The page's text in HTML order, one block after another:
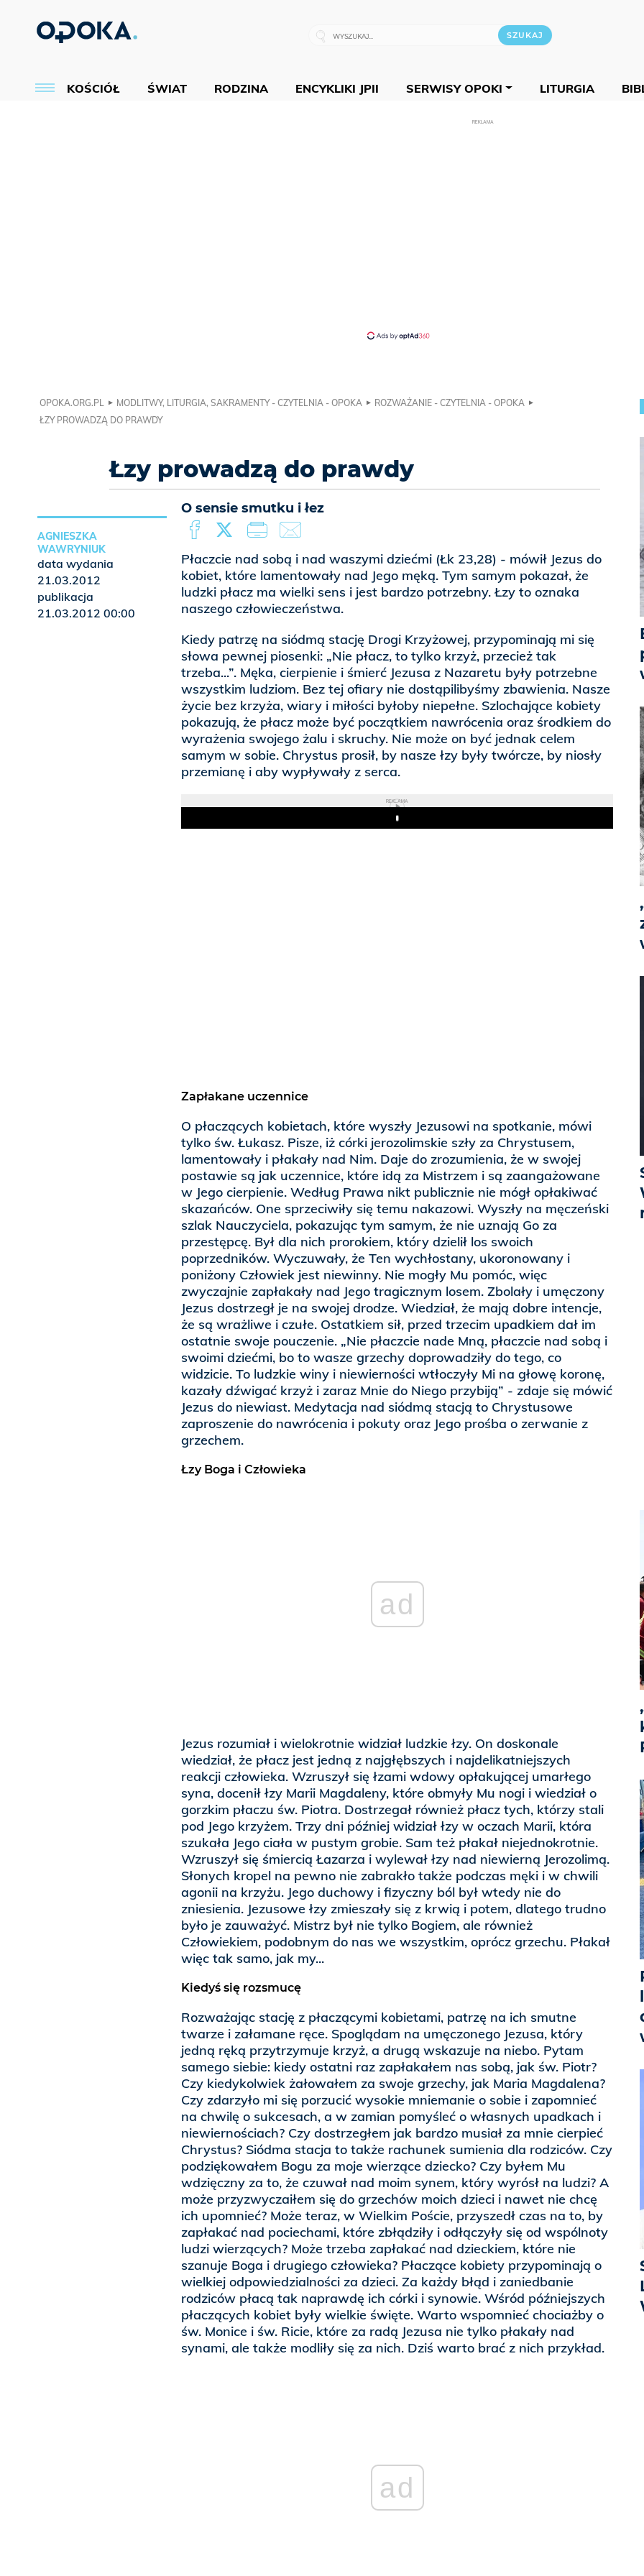
KOŚCIÓŁ ŚWIAT RODZINA ENCYKLIKI JPII SERWISY OPOKI LITURGIA
REKLAMA
OPOKA.ORG.PL MODLITWY, LITURGIA, SAKRAMENTY - CZYTELNIA - OPOKA
ROZWAŻANIE - CZYTELNIA - OPOKA
ŁZY PROWADZĄ DO PRAWDY
Łzy prowadzą do prawdy
O sensie smutku i łez
Płaczcie nad sobą i nad waszymi dziećmi (Łk 23,28) - mówił Jezus do
kobiet, które lamentowały nad Jego męką. Tym samym pokazał, że
ludzki płacz ma wielki sens i jest bardzo potrzebny. Łzy to oznaka
naszego człowieczeństwa.
Kiedy patrzę na siódmą stację Drogi Krzyżowej, przypominają mi się
słowa pewnej piosenki: „Nie płacz, to tylko krzyż, przecież tak
trzeba...”. Męka, cierpienie i śmierć Jezusa z Nazaretu były potrzebne
wszystkim ludziom. Bez tej ofiary nie dostąpilibyśmy zbawienia. Nasze
życie bez krzyża, wiary i miłości byłoby niepełne. Szlochające kobiety
pokazują, że płacz może być początkiem nawrócenia oraz środkiem do
wyrażenia swojego żalu i skruchy. Nie może on być jednak celem
samym w sobie. Chrystus prosił, by nasze łzy były twórcze, by niosły
przemianę i aby wypływały z serca.
REKLAMA
Play
Zapłakane uczennice
O płaczących kobietach, które wyszły Jezusowi na spotkanie, mówi
tylko św. Łukasz. Pisze, iż córki jerozolimskie szły za Chrystusem,
lamentowały i płakały nad Nim. Daje do zrozumienia, że w swojej
postawie są jak uczennice, które idą za Mistrzem i są zaangażowane
w Jego cierpienie. Według Prawa nikt publicznie nie mógł opłakiwać
skazańców. One sprzeciwiły się temu nakazowi. Wyszły na męczeński
szlak Nauczyciela, pokazując tym samym, że nie uznają Go za
przestępcę. Był dla nich prorokiem, który dzielił los swoich
poprzedników. Wyczuwały, że Ten wychłostany, ukoronowany i
poniżony Człowiek jest niewinny. Nie mogły Mu pomóc, więc
zwyczajnie zapłakały nad Jego tragicznym losem. Zbolały i umęczony
Jezus dostrzegł je na swojej drodze. Wiedział, że mają dobre intencje,
że są wrażliwe i czułe. Ostatkiem sił, przed trzecim upadkiem dał im
ostatnie swoje pouczenie. „Nie płaczcie nade Mną, płaczcie nad sobą i
swoimi dziećmi, bo to wasze grzechy doprowadziły do tego, co
widzicie. To ludzkie winy i niewierności wtłoczyły Mi na głowę koronę,
kazały dźwigać krzyż i zaraz Mnie do Niego przybiją” - zdaje się mówić
Jezus do niewiast. Medytacja nad siódmą stacją to Chrystusowe
zaproszenie do nawrócenia i pokuty oraz Jego prośba o zerwanie z
grzechem.
Łzy Boga i Człowieka
ad
Jezus rozumiał i wielokrotnie widział ludzkie łzy. On doskonale
wiedział, że płacz jest jedną z najgłębszych i najdelikatniejszych
reakcji człowieka. Wzruszył się łzami wdowy opłakującej umarłego
syna, docenił łzy Marii Magdaleny, które obmyły Mu nogi i wiedział o
gorzkim płaczu św. Piotra. Dostrzegał również płacz tych, którzy stali
pod Jego krzyżem. Trzy dni później widział łzy w oczach Marii, która
szukała Jego ciała w pustym grobie. Sam też płakał niejednokrotnie.
Wzruszył się śmiercią Łazarza i wylewał łzy nad niewierną Jerozolimą.
Słonych kropel na pewno nie zabrakło także podczas męki i w chwili
agonii na krzyżu. Jego duchowy i fizyczny ból był wtedy nie do
zniesienia. Jezusowe łzy zmieszały się z krwią i potem, dlatego trudno
było je zauważyć. Mistrz był nie tylko Bogiem, ale również
Człowiekiem, podobnym do nas we wszystkim, oprócz grzechu. Płakał
więc tak samo, jak my...
Kiedyś się rozsmucę
Rozważając stację z płaczącymi kobietami, patrzę na ich smutne
twarze i załamane ręce. Spoglądam na umęczonego Jezusa, który
jedną ręką przytrzymuje krzyż, a drugą wskazuje na niebo. Pytam
samego siebie: kiedy ostatni raz zapłakałem nas sobą, jak św. Piotr?
Czy kiedykolwiek żałowałem za swoje grzechy, jak Maria Magdalena?
Czy zdarzyło mi się porzucić wysokie mniemanie o sobie i zapomnieć
na chwilę o sukcesach, a w zamian pomyśleć o własnych upadkach i
niewiernościach? Czy dostrzegłem jak bardzo musiał za mnie cierpieć
Chrystus? Siódma stacja to także rachunek sumienia dla rodziców. Czy
podziękowałem Bogu za moje wierzące dziecko? Czy byłem Mu
wdzięczny za to, że czuwał nad moim synem, który wyrósł na ludzi? A
może przyzwyczaiłem się do grzechów moich dzieci i nawet nie chcę
ich upomnieć? Może teraz, w Wielkim Poście, przyszedł czas na to, by
zapłakać nad pociechami, które zbłądziły i odłączyły się od wspólnoty
ludzi wierzących? Może trzeba zapłakać nad dzieckiem, które nie
szanuje Boga i drugiego człowieka? Płaczące kobiety przypominają o
wielkiej odpowiedzialności za dzieci. Za każdy błąd i zaniedbanie
rodziców płacą tak naprawdę ich córki i synowie. Wśród późniejszych
płaczących kobiet były wielkie święte. Warto wspomnieć chociażby o
św. Monice i św. Ricie, które za radą Jezusa nie tylko płakały nad
synami, ale także modliły się za nich. Dziś warto brać z nich przykład.
ad
AGNIESZKA
WAWRYNIUK
data wydania
21.03.2012
publikacja
21.03.2012 00:00